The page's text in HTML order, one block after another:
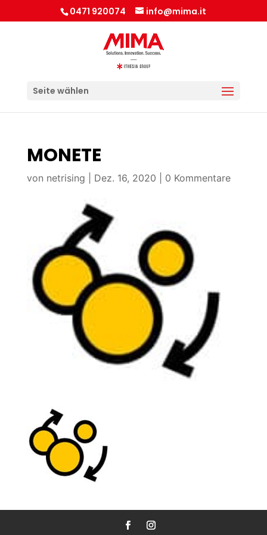
0471 920074 info@mima.it
Seite wählen
MONETE
von netrising Dez. 16, 2020 0 Kommentare